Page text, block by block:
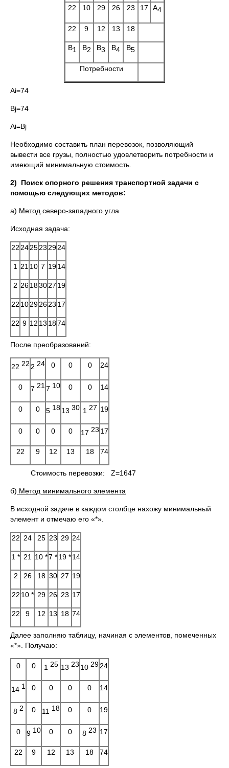
22 10 29 26 23 17 А4
22 9 12 13 18
В1 В2 В3 В4 В5
Потребности
Аi=74
Вj=74
Аi=Вj
Необходимо составить план перевозок, позволяющий
вывести все грузы, полностью удовлетворить потребности и
имеющий минимальную стоимость.
2) Поиск опорного решения транспортной задачи с
помощью следующих методов:
а) Метод северо-западного угла
Исходная задача:
22 242523 2924
1 21 10 7 1914
2 26183027 19
22 10292623 17
22 9 12 13 1874
После преобразований:
22 22 2 24 0 0 0 24
0 7 21 7 10 0 0 14
0 0 5 1813 30 1 27 19
0 0 0 0 17 23 17
22 9 12 13 18 74
Стоимость перевозки: Z=1647
б) Метод минимального элемента
В исходной задаче в каждом столбце нахожу минимальный
элемент и отмечаю его «*».
22 24 25 23 29 24
1 * 21 10 *7 *19 *14
2 26 18 30 27 19
22 10 * 29 26 23 17
22 9 12 13 18 74
Далее заполняю таблицу, начиная с элементов, помеченных
«*». Получаю:
0 0 1 25 13 23 10 2924
14 1 0 0 0 0 14
8 2 0 11 18 0 0 19
0 9 10 0 0 8 23 17
22 9 12 13 18 74